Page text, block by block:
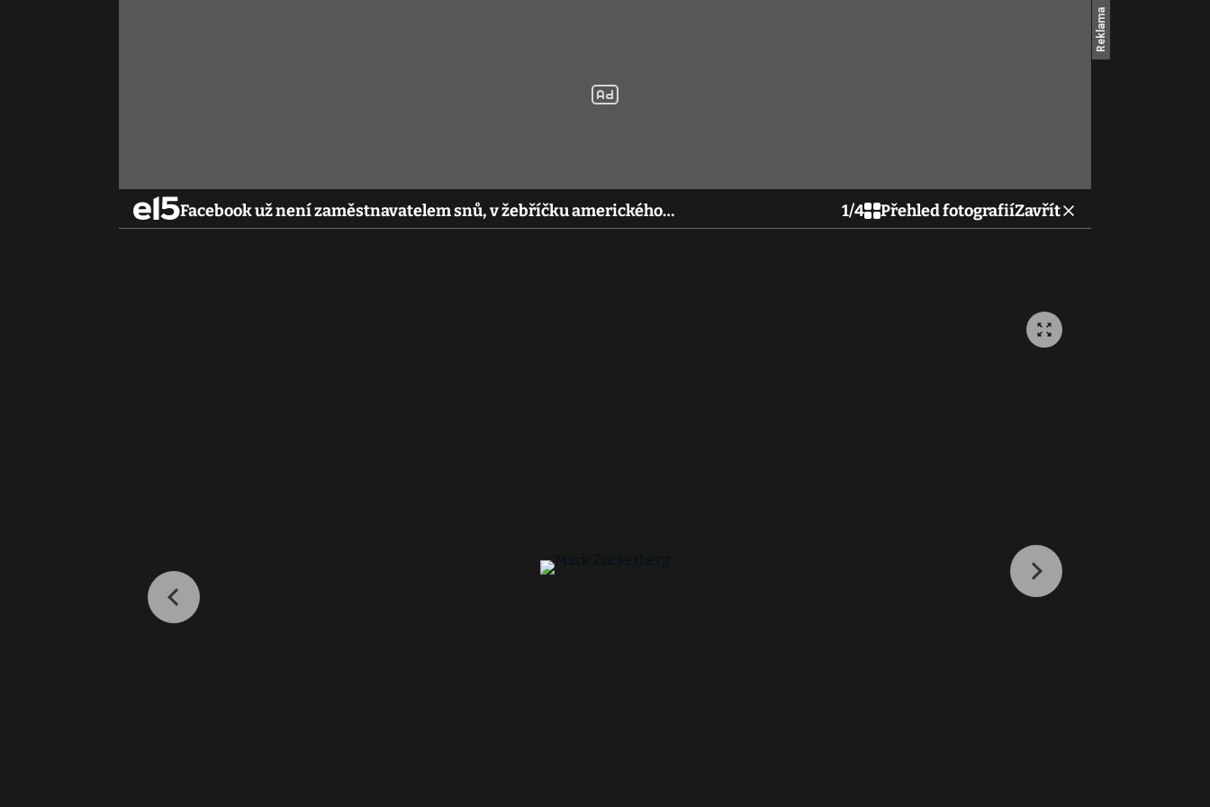
Facebook už není zaměstnavatelem snů, v žebříčku amerického… 1/4 Přehled fotografiíZavřít